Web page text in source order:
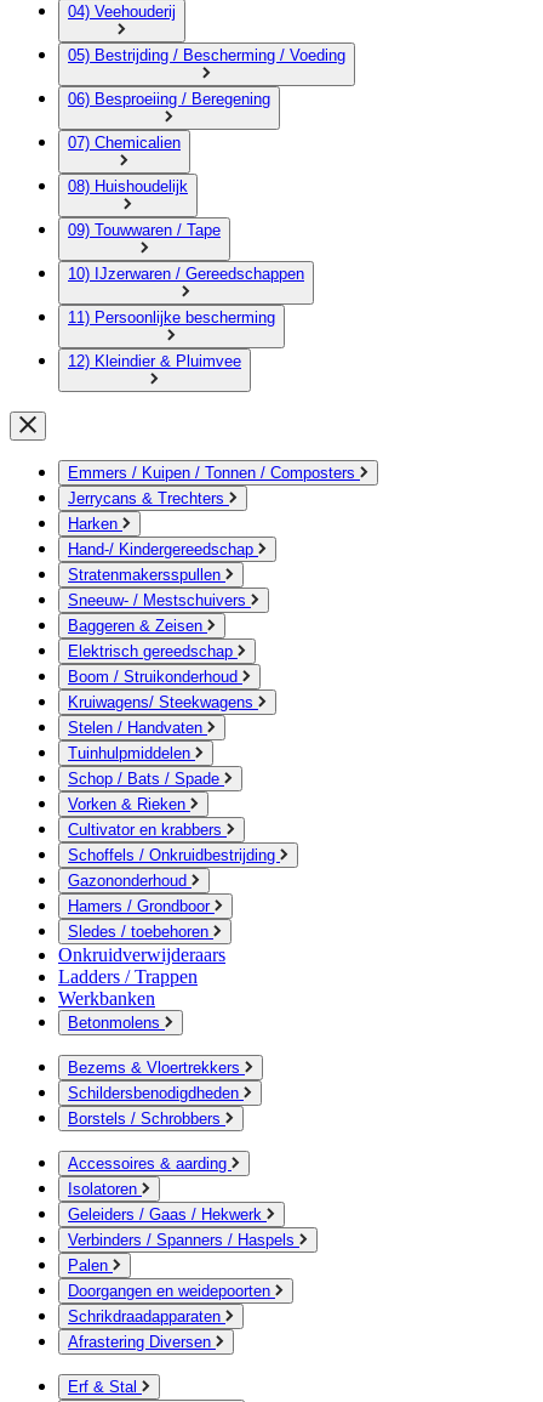
04) Veehouderij
05) Bestrijding / Bescherming / Voeding
06) Besproeiing / Beregening
07) Chemicalien
08) Huishoudelijk
09) Touwwaren / Tape
10) IJzerwaren / Gereedschappen
11) Persoonlijke bescherming
12) Kleindier & Pluimvee
Emmers / Kuipen / Tonnen / Composters
Jerrycans & Trechters
Harken
Hand-/ Kindergereedschap
Stratenmakersspullen
Sneeuw- / Mestschuivers
Baggeren & Zeisen
Elektrisch gereedschap
Boom / Struikonderhoud
Kruiwagens/ Steekwagens
Stelen / Handvaten
Tuinhulpmiddelen
Schop / Bats / Spade
Vorken & Rieken
Cultivator en krabbers
Schoffels / Onkruidbestrijding
Gazononderhoud
Hamers / Grondboor
Sledes / toebehoren
Onkruidverwijderaars
Ladders / Trappen
Werkbanken
Betonmolens
Bezems & Vloertrekkers
Schildersbenodigdheden
Borstels / Schrobbers
Accessoires & aarding
Isolatoren
Geleiders / Gaas / Hekwerk
Verbinders / Spanners / Haspels
Palen
Doorgangen en weidepoorten
Schrikdraadapparaten
Afrastering Diversen
Erf & Stal